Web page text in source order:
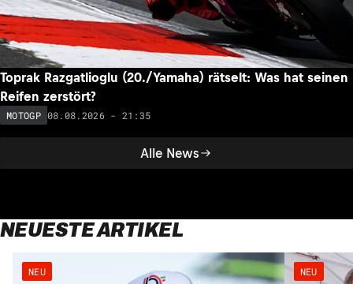
Alle News
Toprak Razgatlioglu (20./Yamaha) rätselt: Was hat seinen
Reifen zerstört?
MOTOGP 08.08.2026 - 21:35
NEUESTE ARTIKEL
NEU NEU